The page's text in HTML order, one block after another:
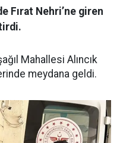
Fırat Nehri’ne giren
Mahallesi Alıncık
meydana geldi.